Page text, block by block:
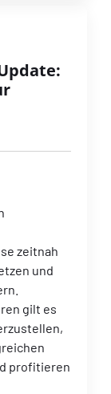
zeitnah
und
gilt es
profitieren